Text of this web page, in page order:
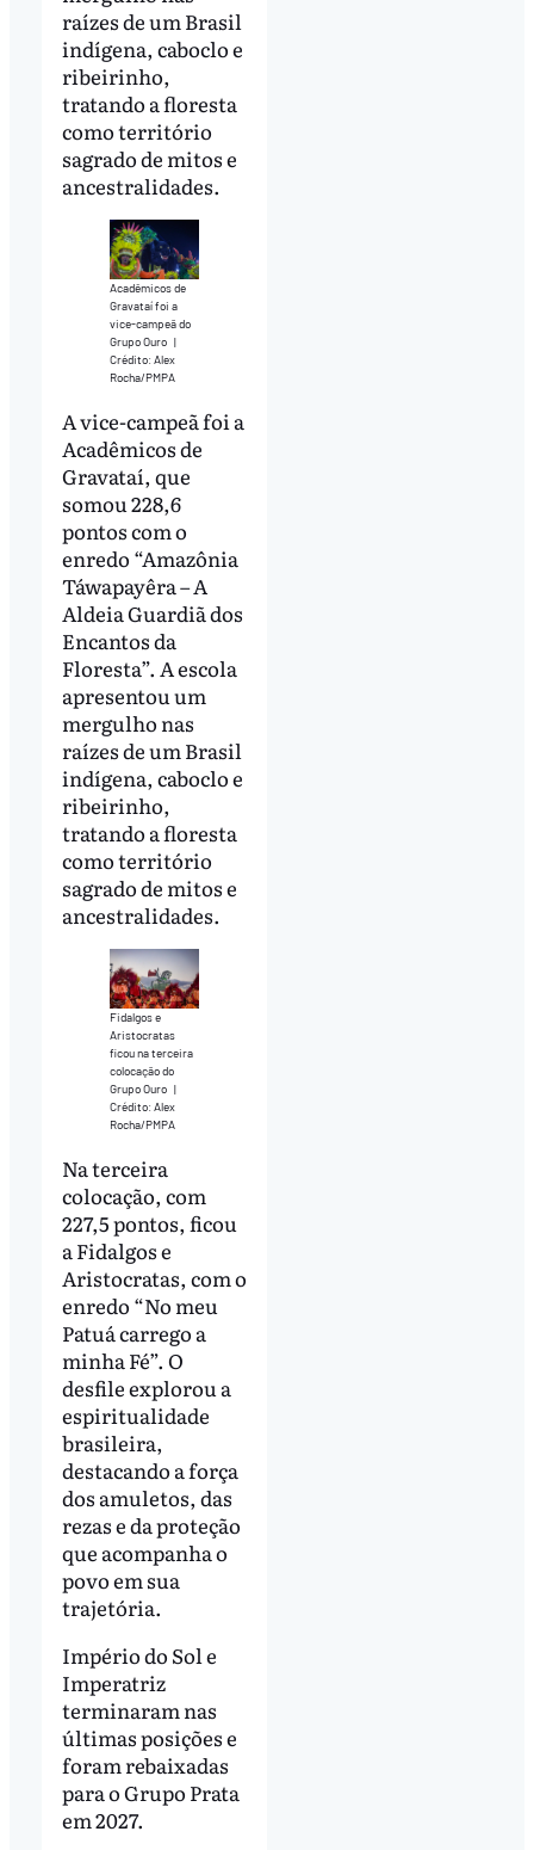
raízes de um Brasil
indígena, caboclo e
ribeirinho,
tratando a floresta
como território
sagrado de mitos e
ancestralidades.
Acadêmicos de
Gravataí foi a
vice-campeã do
Grupo Ouro |
Crédito: Alex
Rocha/PMPA
A vice-campeã foi a
Acadêmicos de
Gravataí, que
somou 228,6
pontos com o
enredo “Amazônia
Táwapayêra – A
Aldeia Guardiã dos
Encantos da
Floresta”. A escola
apresentou um
mergulho nas
raízes de um Brasil
indígena, caboclo e
ribeirinho,
tratando a floresta
como território
sagrado de mitos e
ancestralidades.
Fidalgos e
Aristocratas
ficou na terceira
colocação do
Grupo Ouro |
Crédito: Alex
Rocha/PMPA
Na terceira
colocação, com
227,5 pontos, ficou
a Fidalgos e
Aristocratas, com o
enredo “No meu
Patuá carrego a
minha Fé”. O
desfile explorou a
espiritualidade
brasileira,
destacando a força
dos amuletos, das
rezas e da proteção
que acompanha o
povo em sua
trajetória.
Império do Sol e
Imperatriz
terminaram nas
últimas posições e
foram rebaixadas
para o Grupo Prata
em 2027.